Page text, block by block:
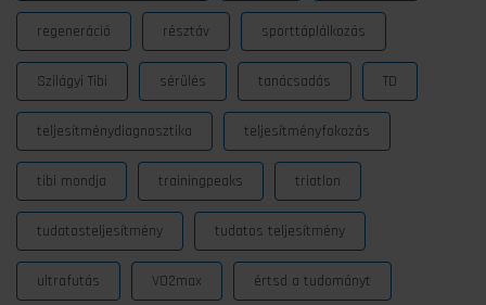
regeneráció résztáv sporttáplálkozás
Szilágyi Tibi sérülés tanácsadás TD
teljesítménydiagnosztika teljesítményfokozás
tibi mondja trainingpeaks triatlon
tudatosteljesítmény tudatos teljesítmény
ultrafutás VO2max értsd a tudományt